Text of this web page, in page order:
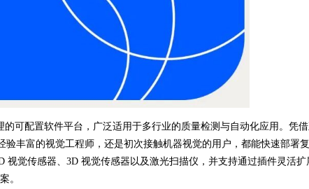
可配置软件平台，广泛适用于多行业的质量检测与自动化应用。凭
丰富的视觉工程师，还是初次接触机器视觉的用户，都能快速部署
视觉传感器、3D 视觉传感器以及激光扫描仪，并支持通过插件灵活扩
。